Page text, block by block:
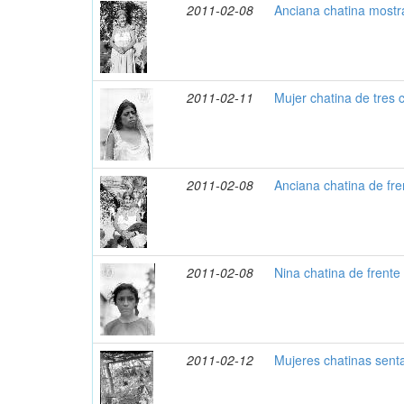
2011-02-08 Anciana chatina
2011-02-11 Mujer chatina de tres
2011-02-08 Anciana chatina de
2011-02-08 Nina chatina de
2011-02-12 Mujeres chatinas